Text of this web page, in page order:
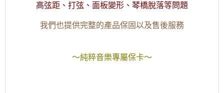
高弦距、打弦、面板變形、琴橋脫落等問題
我們也提供完整的產品保固以及售後服務
～純粹音樂專屬保卡～